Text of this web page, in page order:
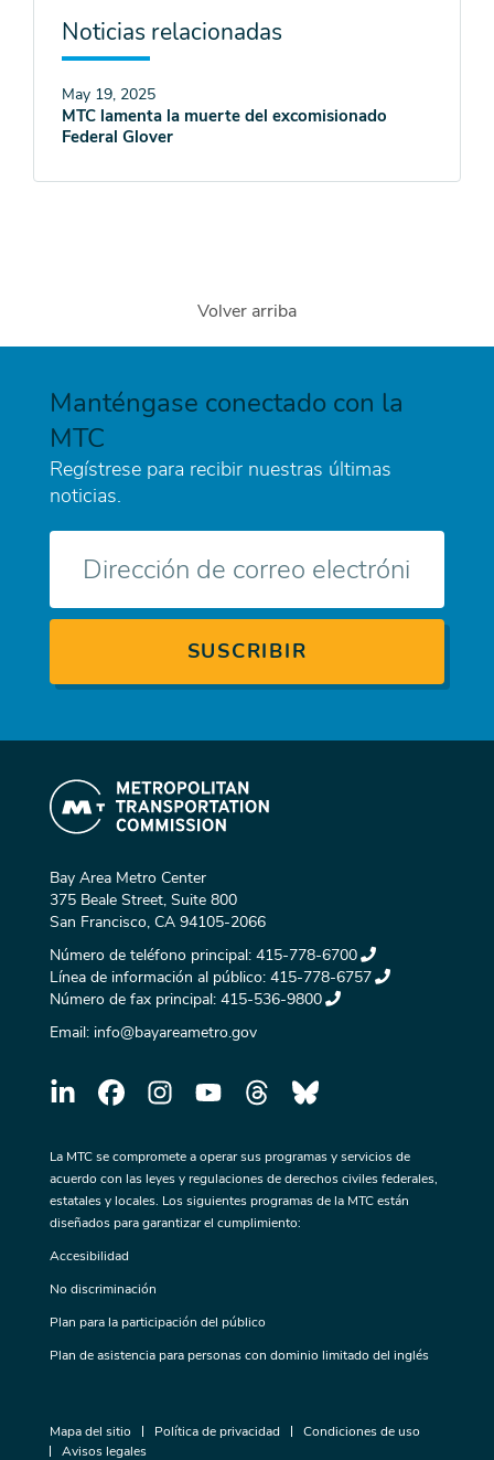
Noticias relacionadas
May 19, 2025
MTC lamenta la muerte del excomisionado
Federal Glover
Volver arriba
Manténgase conectado con la
MTC
Regístrese para recibir nuestras últimas
noticias.
electrónico
Bay Area Metro Center
375 Beale Street, Suite 800
San Francisco, CA 94105-2066
Número de teléfono principal: 415-778-6700
Línea de información al público: 415-778-6757
Número de fax principal: 415-536-9800
Email: info@bayareametro.gov
La MTC se compromete a operar sus programas y servicios de
acuerdo con las leyes y regulaciones de derechos civiles federales,
estatales y locales. Los siguientes programas de la MTC están
diseñados para garantizar el cumplimiento:
Accesibilidad
No discriminación
Plan para la participación del público
Plan de asistencia para personas con dominio limitado del inglés
Mapa del sitio Política de privacidad
Condiciones de uso
Avisos legales